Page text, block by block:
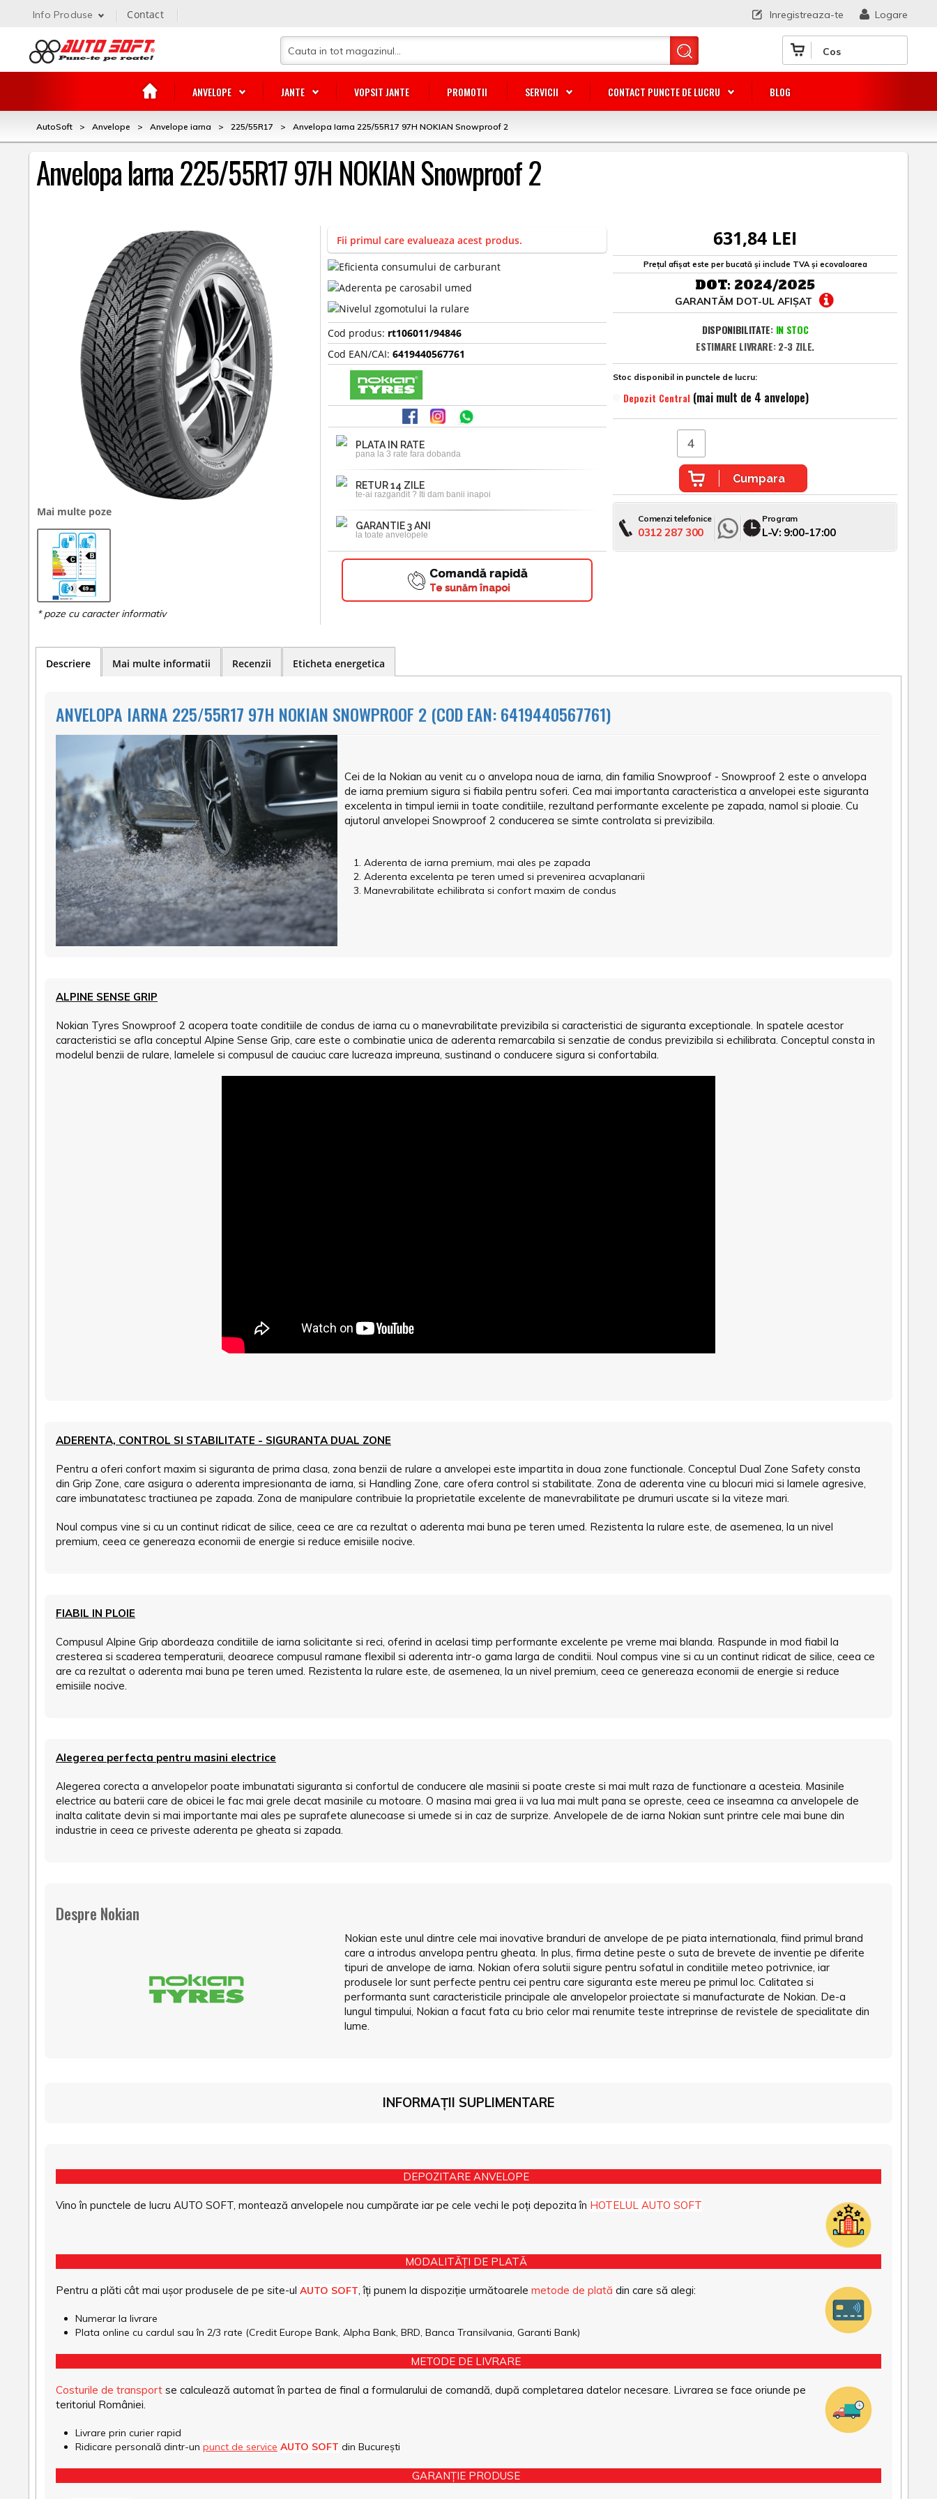
Cos
ANVELOPE JANTE VOPSIT JANTE PROMOTII SERVICII CONTACT PUNCTE DE LUCRU BLOG
Logare
Inregistreaza-te
Info Produse Contact
AutoSoft > Anvelope > Anvelope iarna > 225/55R17 > Anvelopa Iarna 225/55R17 97H NOKIAN Snowproof 2
Anvelopa Iarna 225/55R17 97H NOKIAN Snowproof 2
Mai multe poze
Fii primul care evalueaza acest produs.
Cod produs: rt106011/94846
Cod EAN/CAI:6419440567761
PLATA IN RATE
pana la 3 rate fara dobanda
RETUR 14 ZILE
te-ai razgandit ? Iti dam banii inapoi
GARANTIE 3 ANI
la toate anvelopele
Comandă rapidă
Te sunăm înapoi
631,84 LEI
Prețul afișat este per bucată și include TVA și ecovaloarea
DOT: 2024/2025
GARANTĂM DOT-UL AFIȘAT
DISPONIBILITATE: IN STOC
ESTIMARE LIVRARE: 2-3 ZILE.
Stoc disponibil in punctele de lucru:
Depozit Central (mai mult de 4 anvelope)
Cumpara
Comenzi telefonice
0312 287 300
Program
L-V: 9:00-17:00
Descriere Mai multe informatii Recenzii Eticheta energetica
ANVELOPA IARNA 225/55R17 97H NOKIAN SNOWPROOF 2 (COD EAN: 6419440567761)
Cei de la Nokian au venit cu o anvelopa noua de iarna, din familia Snowproof - Snowproof 2 este o anvelopa
de iarna premium sigura si fiabila pentru soferi. Cea mai importanta caracteristica a anvelopei este siguranta
excelenta in timpul iernii in toate conditiile, rezultand performante excelente pe zapada, namol si ploaie. Cu
ajutorul anvelopei Snowproof 2 conducerea se simte controlata si previzibila.
Aderenta de iarna premium, mai ales pe zapada
Aderenta excelenta pe teren umed si prevenirea acvaplanarii
Manevrabilitate echilibrata si confort maxim de condus
ALPINE SENSE GRIP
Nokian Tyres Snowproof 2 acopera toate conditiile de condus de iarna cu o manevrabilitate previzibila si caracteristici de siguranta exceptionale. In spatele acestor
caracteristici se afla conceptul Alpine Sense Grip, care este o combinatie unica de aderenta remarcabila si senzatie de condus previzibila si echilibrata. Conceptul consta in
modelul benzii de rulare, lamelele si compusul de cauciuc care lucreaza impreuna, sustinand o conducere sigura si confortabila.
ADERENTA, CONTROL SI STABILITATE - SIGURANTA DUAL ZONE
Pentru a oferi confort maxim si siguranta de prima clasa, zona benzii de rulare a anvelopei este impartita in doua zone functionale. Conceptul Dual Zone Safety consta
din Grip Zone, care asigura o aderenta impresionanta de iarna, si Handling Zone, care ofera control si stabilitate. Zona de aderenta vine cu blocuri mici si lamele agresive,
care imbunatatesc tractiunea pe zapada. Zona de manipulare contribuie la proprietatile excelente de manevrabilitate pe drumuri uscate si la viteze mari.
Noul compus vine si cu un continut ridicat de silice, ceea ce are ca rezultat o aderenta mai buna pe teren umed. Rezistenta la rulare este, de asemenea, la un nivel
premium, ceea ce genereaza economii de energie si reduce emisiile nocive.
FIABIL IN PLOIE
Compusul Alpine Grip abordeaza conditiile de iarna solicitante si reci, oferind in acelasi timp performante excelente pe vreme mai blanda. Raspunde in mod fiabil la
cresterea si scaderea temperaturii, deoarece compusul ramane flexibil si aderenta intr-o gama larga de conditii. Noul compus vine si cu un continut ridicat de silice, ceea ce
are ca rezultat o aderenta mai buna pe teren umed. Rezistenta la rulare este, de asemenea, la un nivel premium, ceea ce genereaza economii de energie si reduce
emisiile nocive.
Alegerea perfecta pentru masini electrice
Alegerea corecta a anvelopelor poate imbunatati siguranta si confortul de conducere ale masinii si poate creste si mai mult raza de functionare a acesteia. Masinile
electrice au baterii care de obicei le fac mai grele decat masinile cu motoare. O masina mai grea ii va lua mai mult pana se opreste, ceea ce inseamna ca anvelopele de
inalta calitate devin si mai importante mai ales pe suprafete alunecoase si umede si in caz de surprize. Anvelopele de de iarna Nokian sunt printre cele mai bune din
industrie in ceea ce priveste aderenta pe gheata si zapada.
Despre Nokian
Nokian este unul dintre cele mai inovative branduri de anvelope de pe piata internationala, fiind primul brand
care a introdus anvelopa pentru gheata. In plus, firma detine peste o suta de brevete de inventie pe diferite
tipuri de anvelope de iarna. Nokian ofera solutii sigure pentru sofatul in conditiile meteo potrivnice, iar
produsele lor sunt perfecte pentru cei pentru care siguranta este mereu pe primul loc. Calitatea si
performanta sunt caracteristicile principale ale anvelopelor proiectate si manufacturate de Nokian. De-a
lungul timpului, Nokian a facut fata cu brio celor mai renumite teste intreprinse de revistele de specialitate din
lume.
INFORMAȚII SUPLIMENTARE
DEPOZITARE ANVELOPE
Vino în punctele de lucru AUTO SOFT, montează anvelopele nou cumpărate iar pe cele vechi le poți depozita în HOTELUL AUTO SOFT
MODALITĂȚI DE PLATĂ
Pentru a plăti cât mai ușor produsele de pe site-ul AUTO SOFT, îți punem la dispoziție următoarele metode de plată din care să alegi:
Numerar la livrare
Plata online cu cardul sau în 2/3 rate (Credit Europe Bank, Alpha Bank, BRD, Banca Transilvania, Garanti Bank)
METODE DE LIVRARE
Costurile de transport se calculează automat în partea de final a formularului de comandă, după completarea datelor necesare. Livrarea se face oriunde pe
teritoriul României.
Livrare prin curier rapid
Ridicare personală dintr-un punct de service AUTO SOFT din București
GARANȚIE PRODUSE